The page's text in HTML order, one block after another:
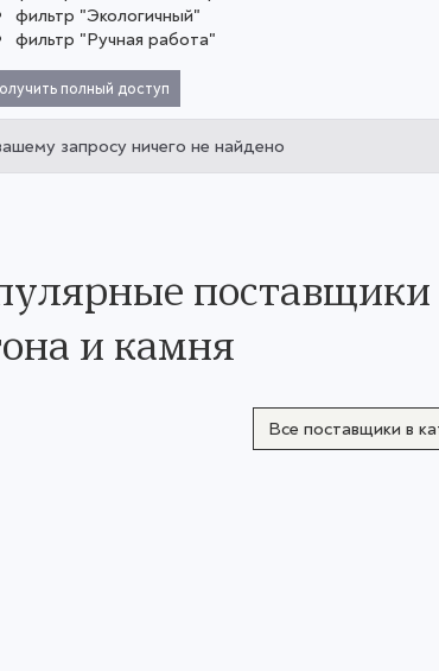
фильтр "Экологичный"
фильтр "Ручная работа"
полный доступ
запросу ничего не найдено
поставщики
и камня
Все поставщики в